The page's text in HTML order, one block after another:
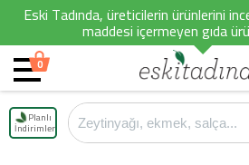
Eski Tadında, üreticilerin ürünlerini
maddesi içermeyen gıda
0
Planlı
İndirimler